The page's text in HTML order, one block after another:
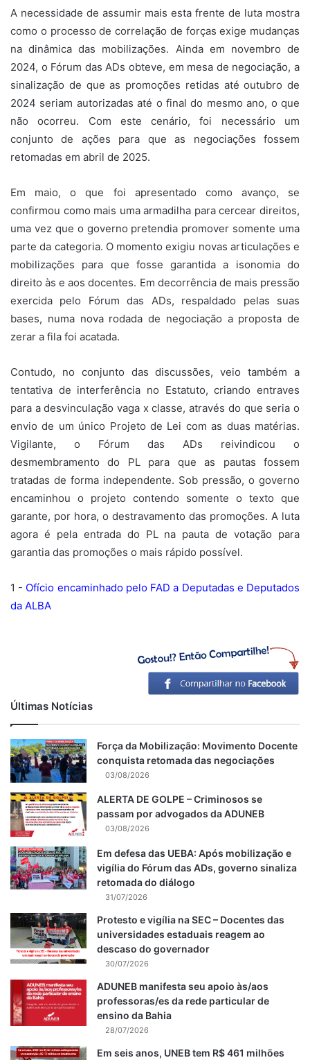
A necessidade de assumir mais esta frente de luta mostra
como o processo de correlação de forças exige mudanças
na dinâmica das mobilizações. Ainda em novembro de
2024, o Fórum das ADs obteve, em mesa de negociação, a
sinalização de que as promoções retidas até outubro de
2024 seriam autorizadas até o final do mesmo ano, o que
não ocorreu. Com este cenário, foi necessário um
conjunto de ações para que as negociações fossem
retomadas em abril de 2025.
Em maio, o que foi apresentado como avanço, se
confirmou como mais uma armadilha para cercear direitos,
uma vez que o governo pretendia promover somente uma
parte da categoria. O momento exigiu novas articulações e
mobilizações para que fosse garantida a isonomia do
direito às e aos docentes. Em decorrência de mais pressão
exercida pelo Fórum das ADs, respaldado pelas suas
bases, numa nova rodada de negociação a proposta de
zerar a fila foi acatada.
Contudo, no conjunto das discussões, veio também a
tentativa de interferência no Estatuto, criando entraves
para a desvinculação vaga x classe, através do que seria o
envio de um único Projeto de Lei com as duas matérias.
Vigilante, o Fórum das ADs reivindicou o
desmembramento do PL para que as pautas fossem
tratadas de forma independente. Sob pressão, o governo
encaminhou o projeto contendo somente o texto que
garante, por hora, o destravamento das promoções. A luta
agora é pela entrada do PL na pauta de votação para
garantia das promoções o mais rápido possível.
1 - Ofício encaminhado pelo FAD a Deputadas e Deputados
da ALBA
Últimas Notícias
Força da Mobilização: Movimento Docente
conquista retomada das negociações
03/08/2026
ALERTA DE GOLPE – Criminosos se
passam por advogados da ADUNEB
03/08/2026
Em defesa das UEBA: Após mobilização e
vigília do Fórum das ADs, governo sinaliza
retomada do diálogo
31/07/2026
Protesto e vigília na SEC – Docentes das
universidades estaduais reagem ao
descaso do governador
30/07/2026
ADUNEB manifesta seu apoio às/aos
professoras/es da rede particular de
ensino da Bahia
28/07/2026
Em seis anos, UNEB tem R$ 461 milhões